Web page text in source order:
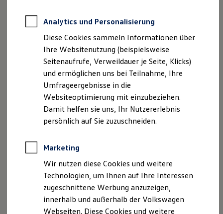
Professional Class bei Volkswagen
Behörden
Direktkunden
Sonderfahrzeuge
Anpfiff zum Gewinn
Elektromobilität
Elektroautos
ID. Tutorials
Elektrofahrzeugkonzepte
ID. EVERY1
Reichweite
Rekuperation
Laden unterwegs
Laden Zuhause
Ladestationen finden
Ladezeitensimulator
Batterie
Sicherheit
Allgemeine Informationen
Ganz oben auf dem Label finden Sie allgemeine
Informationen zu Ihrem Reifen, wie den Produzenten, die
Reifentypkennung, die Reifengröße und die Reifenklasse.
Analytics und Personalisierung
Diese Cookies sammeln Informationen über
Ihre Websitenutzung (beispielsweise
Seitenaufrufe, Verweildauer je Seite, Klicks)
und ermöglichen uns bei Teilnahme, Ihre
Umfrageergebnisse in die
Websiteoptimierung mit einzubeziehen.
Damit helfen sie uns, Ihr Nutzererlebnis
persönlich auf Sie zuzuschneiden.
Marketing
Wir nutzen diese Cookies und weitere
Technologien, um Ihnen auf Ihre Interessen
zugeschnittene Werbung anzuzeigen,
innerhalb und außerhalb der Volkswagen
Webseiten. Diese Cookies und weitere